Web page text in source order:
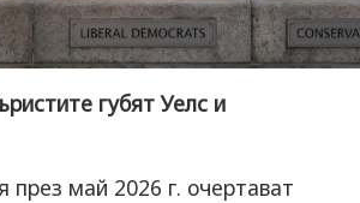
губят Уелс и
през май 2026 г. очертават